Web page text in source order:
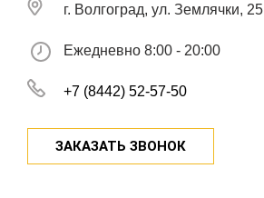
г. Волгоград, ул. Землячки, 25
Ежедневно 8:00 - 20:00
+7 (8442) 52-57-50
ЗАКАЗАТЬ ЗВОНОК